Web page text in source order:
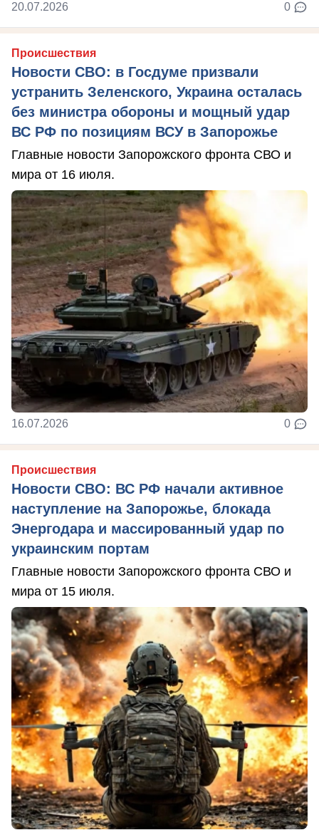
20.07.2026 0
Происшествия
Новости СВО: в Госдуме призвали
устранить Зеленского, Украина осталась
без министра обороны и мощный удар
ВС РФ по позициям ВСУ в Запорожье
Главные новости Запорожского фронта СВО и
мира от 16 июля.
16.07.2026 0
Происшествия
Новости СВО: ВС РФ начали активное
наступление на Запорожье, блокада
Энергодара и массированный удар по
украинским портам
Главные новости Запорожского фронта СВО и
мира от 15 июля.